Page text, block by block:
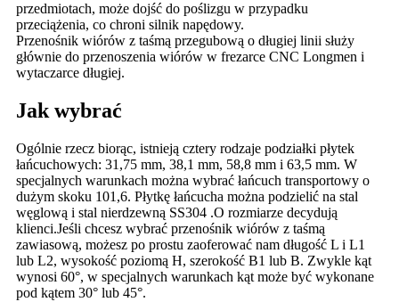
przedmiotach, może dojść do poślizgu w przypadku
przeciążenia, co chroni silnik napędowy.
Przenośnik wiórów z taśmą przegubową o długiej linii służy
głównie do przenoszenia wiórów w frezarce CNC Longmen i
wytaczarce długiej.
Jak wybrać
Ogólnie rzecz biorąc, istnieją cztery rodzaje podziałki płytek
łańcuchowych: 31,75 mm, 38,1 mm, 58,8 mm i 63,5 mm. W
specjalnych warunkach można wybrać łańcuch transportowy o
dużym skoku 101,6. Płytkę łańcucha można podzielić na stal
węglową i stal nierdzewną SS304 .O rozmiarze decydują
klienci.Jeśli chcesz wybrać przenośnik wiórów z taśmą
zawiasową, możesz po prostu zaoferować nam długość L i L1
lub L2, wysokość poziomą H, szerokość B1 lub B. Zwykle kąt
wynosi 60°, w specjalnych warunkach kąt może być wykonane
pod kątem 30° lub 45°.